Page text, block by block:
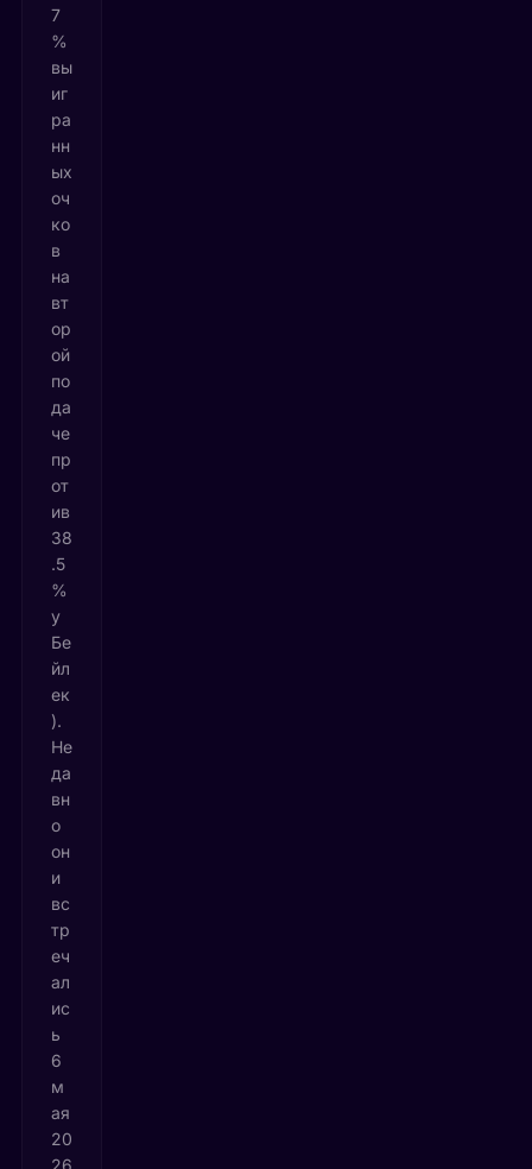
7
%
вы
иг
ра
нн
ых
оч
ко
в
на
вт
ор
ой
по
да
че
пр
от
ив
38
.5
%
у
Бе
йл
ек
).
Не
да
вн
о
он
и
вс
тр
еч
ал
ис
ь
6
м
ая
20
26